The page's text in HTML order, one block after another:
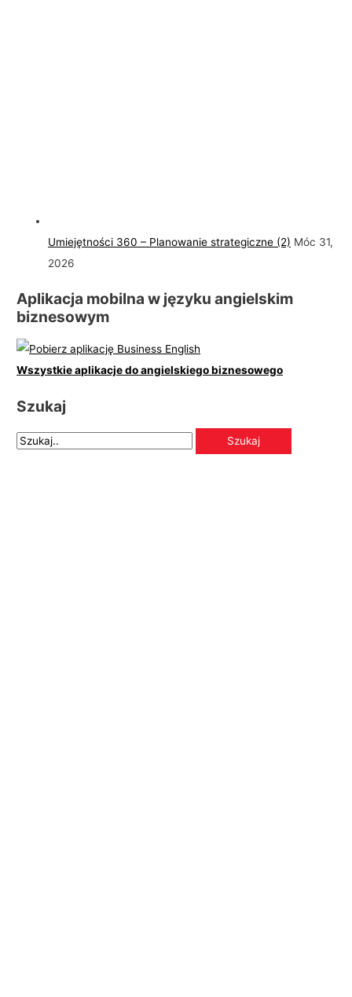
Umiejętności 360 – Planowanie strategiczne (2) Móc 31,
2026
Aplikacja mobilna w języku angielskim
biznesowym
Wszystkie aplikacje do angielskiego biznesowego
Szukaj